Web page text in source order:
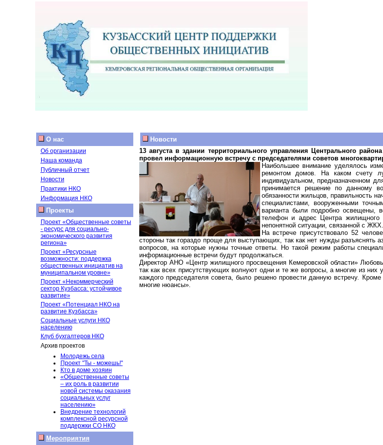
О нас
Об организации
Наша команда
Публичный отчет
Новости
Практики НКО
Информация НКО
Проекты
Проект «Общественные советы
- ресурс для социально-
экономического развития
региона»
Проект «Ресурсные
возможности: поддержка
общественных инициатив на
муниципальном уровне»
Проект «Некоммерческий
сектор Кузбасса: устойчивое
развитие»
Проект «Потенциал НКО на
развитие Кузбасса»
Социальные услуги НКО
населению
Клуб бухгалтеров НКО
Архив проектов
Молодежь села
Проект "Ты - можешь!"
Кто в доме хозяин
«Общественные советы
– их роль в развитии
новой системы оказания
социальных услуг
населению»
Внедрение технологий
комплексной ресурсной
поддержки СО НКО
Мероприятия
Новости
13 августа в здании территориального управления Центрального
провел информационную встречу с председателями советов
Наибольшеевнимание уделялось
ремонтом домов. На каком счету
индивидуальном, предназначенном
принимается решение по данному
обязанности жильцов, правильность
специалистами, вооруженными
варианта были подробно освещены,
телефон и адрес Центра жилищного
непонятной ситуации, связанной с ЖКХ.
На встрече присутствовало 52
стороны так гораздо проще для выступающих, так как нет нужды разъяснять
вопросов, на которые нужны точные ответы. Но такой режим работы
информационные встречи будут продолжаться.
Директор АНО «Центр жилищного просвещения Кемеровской области»
так как всех присутствующих волнуют одни и те же вопросы, а многие из
каждого председателя совета, было решено провести данную встречу.
многие нюансы».